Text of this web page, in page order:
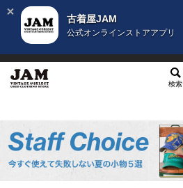
古着屋JAM
公式オンラインストアアプリ
検索